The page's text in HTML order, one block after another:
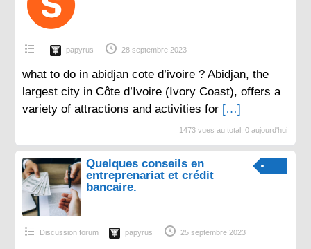
papyrus 28 septembre 2023
what to do in abidjan cote d’ivoire ? Abidjan, the
largest city in Côte d’Ivoire (Ivory Coast), offers a
variety of attractions and activities for […]
1473 vues au total, 0 aujourd'hui
Quelques conseils en
entreprenariat et crédit
bancaire.
Discussion forum papyrus 25 septembre 2023